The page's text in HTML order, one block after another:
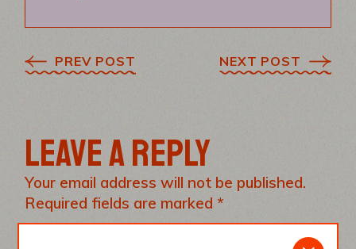
PREV POST NEXT POST
LEAVE A REPLY
Your email address will not be published.
Required fields are marked *